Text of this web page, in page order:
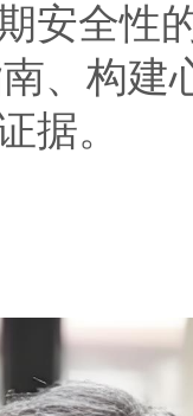
安全性
、构建
据。